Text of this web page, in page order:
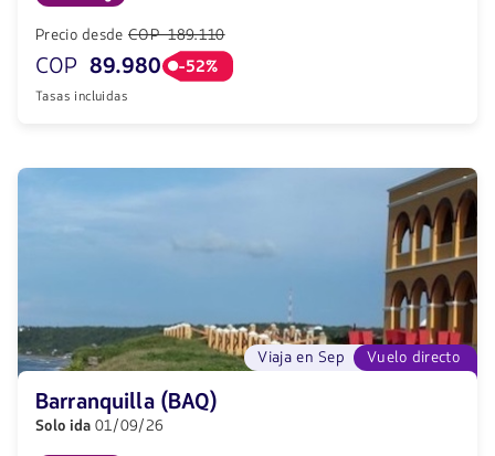
Precio desde COP 189.110
COP 89.980 -52%
Tasas incluidas
Vuelo directo
Viaja en Sep
Barranquilla (BAQ)
Solo ida 01/09/26